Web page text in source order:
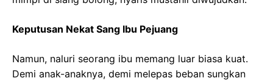
Keputusan Nekat Sang Ibu Pejuang
Namun, naluri seorang ibu memang luar biasa kuat.
Demi anak-anaknya, demi melepas beban sungkan